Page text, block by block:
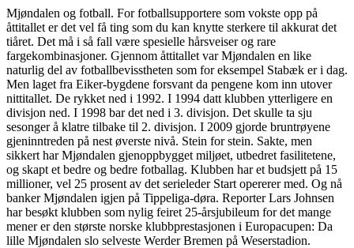
Mjøndalen og fotball. For fotballsupportere som vokste opp på
åttitallet er det vel få ting som du kan knytte sterkere til akkurat det
tiåret. Det må i så fall være spesielle hårsveiser og rare
fargekombinasjoner. Gjennom åttitallet var Mjøndalen en like
naturlig del av fotballbevisstheten som for eksempel Stabæk er i dag.
Men laget fra Eiker-bygdene forsvant da pengene kom inn utover
nittitallet. De rykket ned i 1992. I 1994 datt klubben ytterligere en
divisjon ned. I 1998 bar det ned i 3. divisjon. Det skulle ta sju
sesonger å klatre tilbake til 2. divisjon. I 2009 gjorde bruntrøyene
gjeninntreden på nest øverste nivå. Stein for stein. Sakte, men
sikkert har Mjøndalen gjenoppbygget miljøet, utbedret fasilitetene,
og skapt et bedre og bedre fotballag. Klubben har et budsjett på 15
millioner, vel 25 prosent av det serieleder Start opererer med. Og nå
banker Mjøndalen igjen på Tippeliga-døra. Reporter Lars Johnsen
har besøkt klubben som nylig feiret 25-årsjubileum for det mange
mener er den største norske klubbprestasjonen i Europacupen: Da
lille Mjøndalen slo selveste Werder Bremen på Weserstadion.